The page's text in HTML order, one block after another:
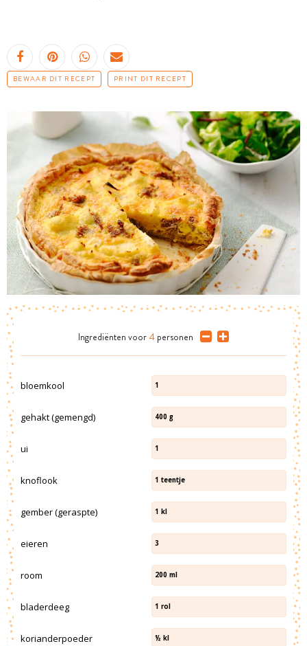
BEWAAR DIT RECEPT PRINT DIT RECEPT
Ingrediënten voor 4 personen
bloemkool 1
gehakt (gemengd) 400 g
ui 1
knoflook 1 teentje
gember (geraspte) 1 kl
eieren 3
room 200 ml
bladerdeeg 1 rol
korianderpoeder ½ kl